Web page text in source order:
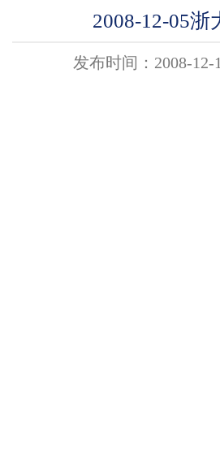
2008-12-05浙
发布时间：2008-12-